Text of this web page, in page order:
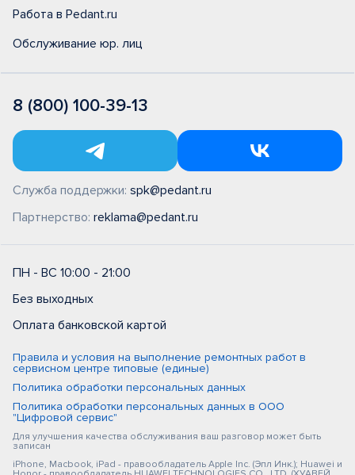
Работа в Pedant.ru
Обслуживание юр. лиц
8 (800) 100-39-13
Служба поддержки: spk@pedant.ru
Партнерство: reklama@pedant.ru
ПН - ВС 10:00 - 21:00
Без выходных
Оплата банковской картой
Правила и условия на выполнение ремонтных работ в
сервисном центре типовые (единые)
Политика обработки персональных данных
Политика обработки персональных данных в ООО
"Цифровой сервис"
Для улучшения качества обслуживания ваш разговор может быть
записан
iPhone, Macbook, iPad - правообладатель Apple Inc. (Эпл Инк.); Huawei и